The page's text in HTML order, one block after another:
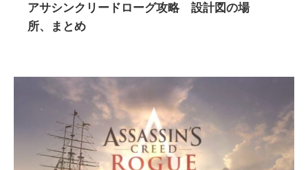
アサシンクリードローグ攻略 設計図の場
所、まとめ